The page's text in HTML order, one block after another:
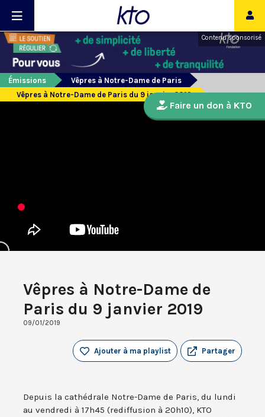
Contenu sponsorisé
Émissions
Vêpres à Notre-Dame de Paris
Vêpres à Notre-Dame de Paris du 9 janvier 2019
Vêpres à Notre-Dame de
Paris du 9 janvier 2019
09/01/2019
Partager
Ajouter à ma playlist
Depuis la cathédrale Notre-Dame de Paris, du lundi
au vendredi à 17h45 (rediffusion à 20h10), KTO
Faire un don à KTO